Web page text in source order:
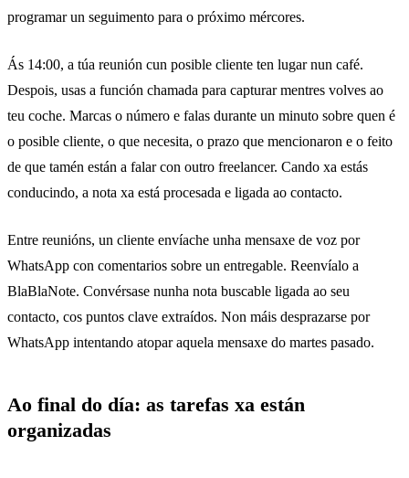
programar un seguimento para o próximo mércores.
Ás 14:00, a túa reunión cun posible cliente ten lugar nun café.
Despois, usas a función chamada para capturarmentres volves ao
teu coche. Marcas o número e falas durante un minuto sobre quen é
o posible cliente, o que necesita, o prazo que mencionaron e o feito
de que tamén están a falar con outro freelancer. Cando xa estás
conducindo, a nota xa está procesada e ligada ao contacto.
Entre reunións, un cliente envíache unha mensaxe de voz por
WhatsApp con comentarios sobre un entregable. Reenvíalo a
BlaBlaNote. Convérsase nunha nota buscable ligada ao seu
contacto, cos puntos clave extraídos. Non máis desprazarse por
WhatsApp intentando atopar aquela mensaxe do martes pasado.
Ao final do día: as tarefas xa están
organizadas